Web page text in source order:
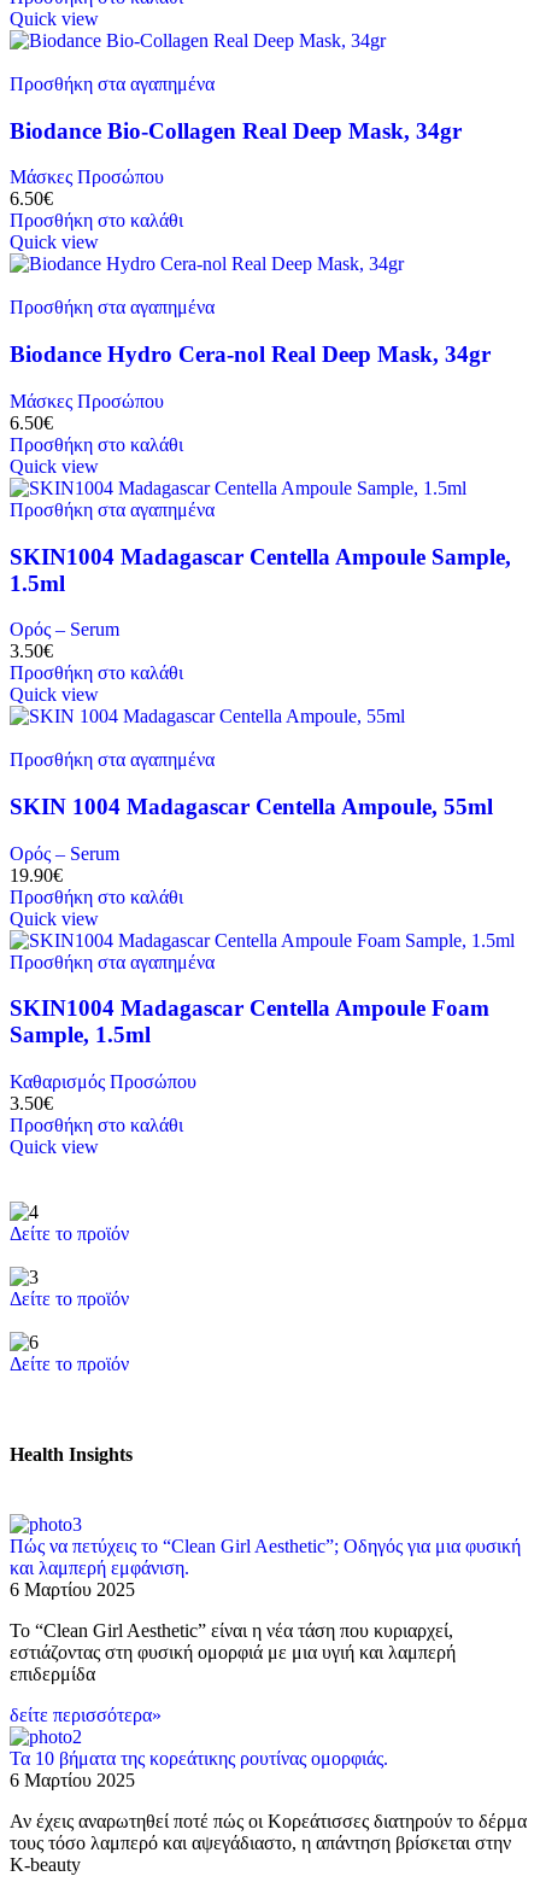
Quick view
Προσθήκη στα αγαπημένα
Biodance Bio-Collagen Real Deep Mask, 34gr
Μάσκες Προσώπου
6.50€
Προσθήκη στο καλάθι
Quick view
Προσθήκη στα αγαπημένα
Biodance Hydro Cera-nol Real Deep Mask, 34gr
Μάσκες Προσώπου
6.50€
Προσθήκη στο καλάθι
Quick view
Προσθήκη στα αγαπημένα
SKIN1004 Madagascar Centella Ampoule Sample,
1.5ml
Ορός – Serum
3.50€
Προσθήκη στο καλάθι
Quick view
Προσθήκη στα αγαπημένα
SKIN 1004 Madagascar Centella Ampoule, 55ml
Ορός – Serum
19.90€
Προσθήκη στο καλάθι
Quick view
Προσθήκη στα αγαπημένα
SKIN1004 Madagascar Centella Ampoule Foam
Sample, 1.5ml
Καθαρισμός Προσώπου
3.50€
Προσθήκη στο καλάθι
Quick view
Δείτε το προϊόν
Δείτε το προϊόν
Δείτε το προϊόν
Health Insights
Πώς να πετύχεις το “Clean Girl Aesthetic”; Οδηγός για μια φυσική
και λαμπερή εμφάνιση.
6 Μαρτίου 2025
Το “Clean Girl Aesthetic” είναι η νέα τάση που κυριαρχεί,
εστιάζοντας στη φυσική ομορφιά με μια υγιή και λαμπερή
επιδερμίδα
δείτε περισσότερα»
Τα 10 βήματα της κορεάτικης ρουτίνας ομορφιάς.
6 Μαρτίου 2025
Αν έχεις αναρωτηθεί ποτέ πώς οι Κορεάτισσες διατηρούν το δέρμα
τους τόσο λαμπερό και αψεγάδιαστο, η απάντηση βρίσκεται στην
K-beauty